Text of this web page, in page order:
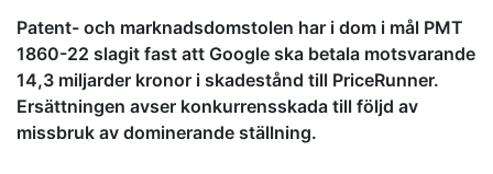
Patent- och marknadsdomstolen har i dom i mål PMT
1860-22 slagit fast att Google ska betala motsvarande
14,3 miljarder kronor i skadestånd till PriceRunner.
Ersättningen avser konkurrensskada till följd av
missbruk av dominerande ställning.